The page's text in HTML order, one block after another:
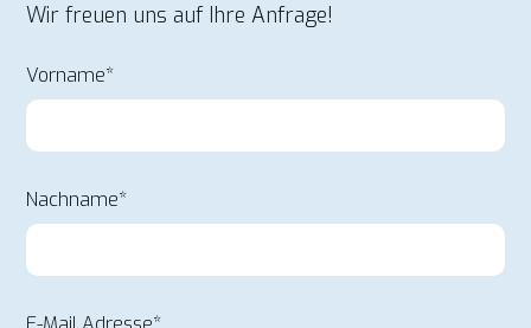
Wir freuen uns auf Ihre Anfrage!
Vorname*
Nachname*